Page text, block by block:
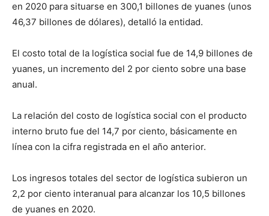
en 2020 para situarse en 300,1 billones de yuanes (unos
46,37 billones de dólares), detalló la entidad.
El costo total de la logística social fue de 14,9 billones de
yuanes, un incremento del 2 por ciento sobre una base
anual.
La relación del costo de logística social con el producto
interno bruto fue del 14,7 por ciento, básicamente en
línea con la cifra registrada en el año anterior.
Los ingresos totales del sector de logística subieron un
2,2 por ciento interanual para alcanzar los 10,5 billones
de yuanes en 2020.